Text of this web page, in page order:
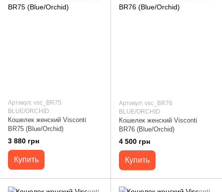
Артикул: vsc_BR75
BLUE/ORCHID
Кошелек женский Visconti
BR75 (Blue/Orchid)
3 880 грн
Купить
Артикул: vsc_BR76
BLUE/ORCHID
Кошелек женский Visconti
BR76 (Blue/Orchid)
4 500 грн
Купить